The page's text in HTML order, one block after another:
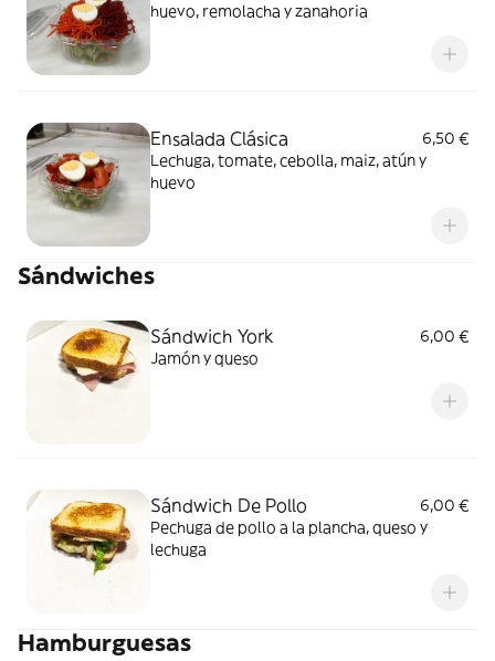
huevo, remolacha y zanahoria
Ensalada Clásica
6,50 €
Lechuga, tomate, cebolla, maiz, atún y
huevo
Sándwiches
Sándwich York
6,00 €
Jamón y queso
Sándwich De Pollo
6,00 €
Pechuga de pollo a la plancha, queso y
lechuga
Hamburguesas